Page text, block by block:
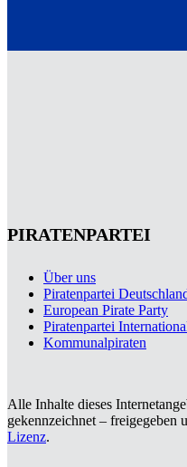
PIRATENPARTEI
Über uns
Piratenpartei
European Pirate Party
Piratenpartei
Kommunalpiraten
Alle Inhalte dieses
gekennzeichnet – freigegeben
Lizenz.